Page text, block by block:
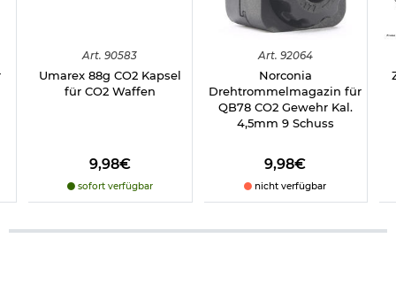
Art. 90583
Umarex 88g CO2 Kapsel
für CO2 Waffen
9,98€
sofort verfügbar
Art. 92064
Norconia
Drehtrommelmagazin für
QB78 CO2 Gewehr Kal.
4,5mm 9 Schuss
9,98€
nicht verfügbar